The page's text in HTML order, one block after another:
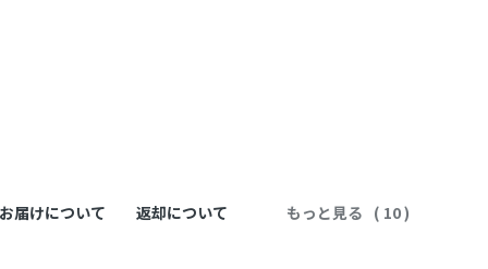
届けについて 返却について もっと見る